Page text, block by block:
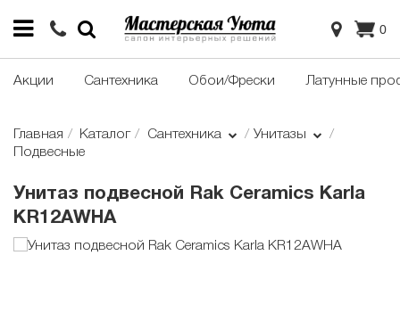
0
Акции Сантехника Обои/Фрески Латунные
Главная Каталог Сантехника
Унитазы
Подвесные
Унитаз подвесной Rak Ceramics Karla
KR12AWHA